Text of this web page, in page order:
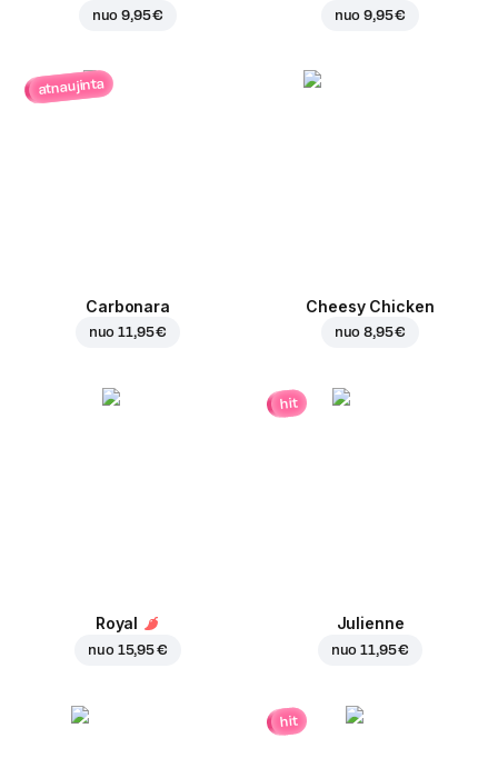
nuo9,95 € nuo9,95 €
atnaujinta
Carbonara
nuo11,95 €
Cheesy Chicken
nuo8,95 €
Royal
nuo 15,95 €
hit
Julienne
nuo11,95 €
hit